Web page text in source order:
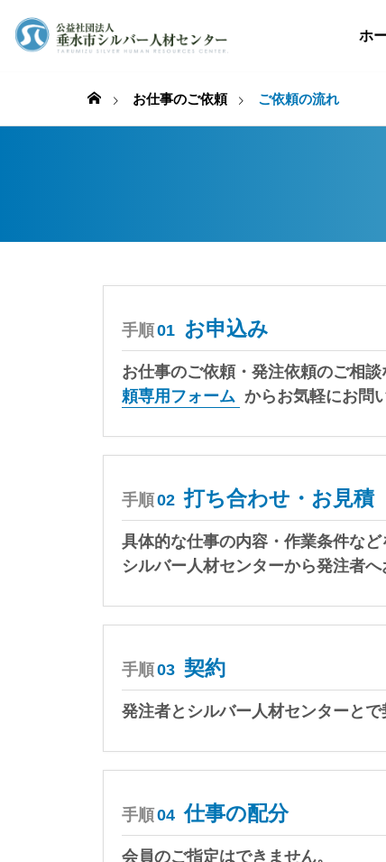
ホ
お仕事のご依頼 ご依頼の流れ
手順01 お申込み
お仕事のご依頼・発注依頼のご相
頼専用フォーム からお気軽にお問
手順02 打ち合わせ・お見積
具体的な仕事の内容・作業条件な
シルバー人材センターから発注者へ
手順03 契約
発注者とシルバー人材センターとで
手順04 仕事の配分
会員のご指定はできません。